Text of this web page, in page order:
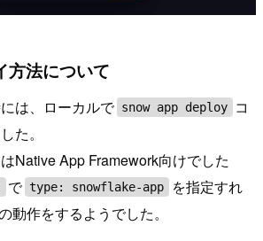
方法について
は、ローカルで snow app deploy
コ
た。
Native App Framework向けでした
で type: snowflake-app
を指定すれ
動作をするようでした。